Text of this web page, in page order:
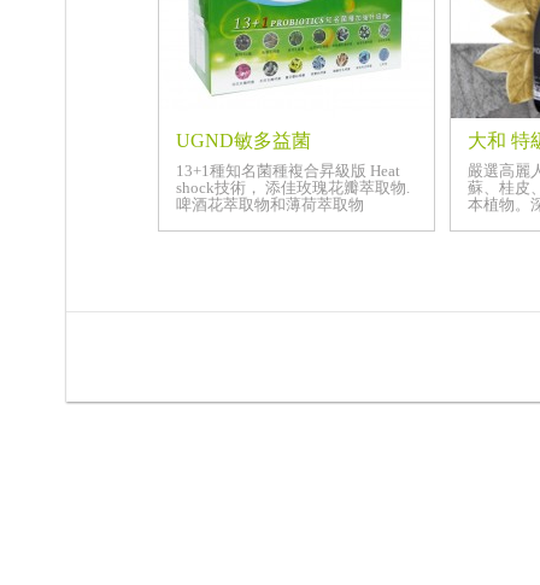
UGND敏多益菌
13+1種知名菌種複合昇級版 Heat
shock技術， 添佳玫瑰花瓣萃取物.
啤酒花萃取物和薄荷萃取物
大和 特
嚴選高麗
蘇、桂皮
本植物。